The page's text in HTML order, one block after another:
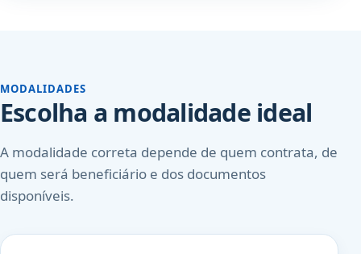
MODALIDADES
Escolha a modalidade ideal
A modalidade correta depende de quem contrata, de
quem será beneficiário e dos documentos
disponíveis.